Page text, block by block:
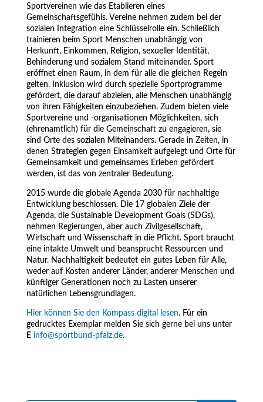
Sportvereinen wie das Etablieren eines
Gemeinschaftsgefühls. Vereine nehmen zudem bei der
sozialen Integration eine Schlüsselrolle ein. Schließlich
trainieren beim Sport Menschen unabhängig von
Herkunft, Einkommen, Religion, sexueller Identität,
Behinderung und sozialem Stand miteinander. Sport
eröffnet einen Raum, in dem für alle die gleichen Regeln
gelten. Inklusion wird durch spezielle Sportprogramme
gefördert, die darauf abzielen, alle Menschen unabhängig
von ihren Fähigkeiten einzubeziehen. Zudem bieten viele
Sportvereine und -organisationen Möglichkeiten, sich
(ehrenamtlich) für die Gemeinschaft zu engagieren, sie
sind Orte des sozialen Miteinanders. Gerade in Zeiten, in
denen Strategien gegen Einsamkeit aufgelegt und Orte für
Gemeinsamkeit und gemeinsames Erleben gefördert
werden, ist das von zentraler Bedeutung.
2015 wurde die globale Agenda 2030 für nachhaltige
Entwicklung beschlossen. Die 17 globalen Ziele der
Agenda, die Sustainable Development Goals (SDGs),
nehmen Regierungen, aber auch Zivilgesellschaft,
Wirtschaft und Wissenschaft in die Pflicht. Sport braucht
eine intakte Umwelt und beansprucht Ressourcen und
Natur. Nachhaltigkeit bedeutet ein gutes Leben für Alle,
weder auf Kosten anderer Länder, anderer Menschen und
künftiger Generationen noch zu Lasten unserer
natürlichen Lebensgrundlagen.
Hier können Sie den Kompass digital lesen. Für ein
gedrucktes Exemplar melden Sie sich gerne bei uns unter
E info@sportbund-pfalz.de.